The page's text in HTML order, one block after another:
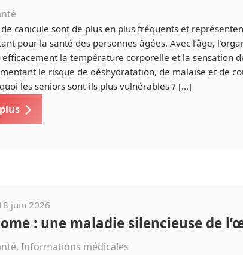
de canicule sont de plus en plus fréquents et
pour la santé des personnes âgées. Avec l’âge,
la température corporelle et la sensation
le risque de déshydratation, de malaise et de
les seniors sont-ils plus vulnérables ? […]
juin 2026
: une maladie silencieuse de
Informations médicales